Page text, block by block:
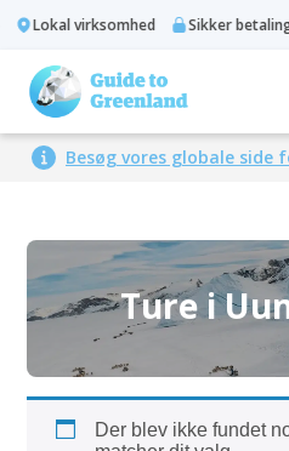
Lokal virksomhed Sikker
Besøg vores globale
Ture i
Der blev ikke fundet